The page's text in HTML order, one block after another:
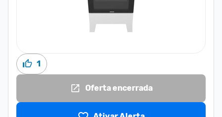
1
Oferta encerrada